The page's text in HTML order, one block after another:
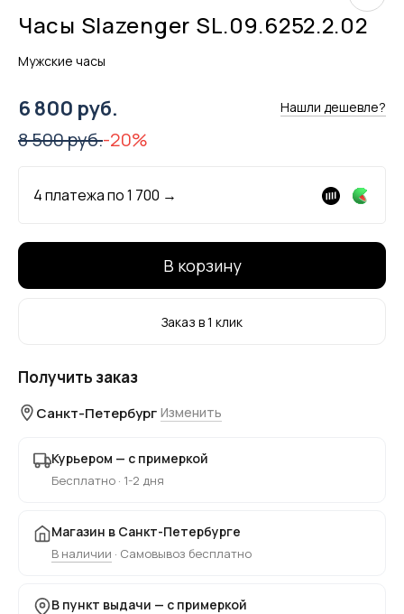
Часы Slazenger SL.09.6252.2.02
Мужские часы
6 800 руб. Нашли дешевле?
8 500 руб.-20%
4 платежа по1 700 →
В корзину
Заказ в 1 клик
Получить заказ
Санкт-Петербург Изменить
Курьером — с примеркой
Бесплатно · 1-2 дня
Магазин в Санкт-Петербурге
В наличии · Самовывоз бесплатно
В пункт выдачи — с примеркой